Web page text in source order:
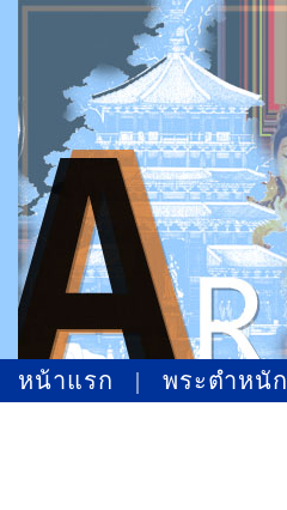
หน้าแรก | พระตำหนัก